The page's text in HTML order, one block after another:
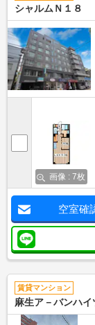
シャルムＮ１８
画像 : 7枚
空室確
賃貸マンション
麻生ア－バンハイ